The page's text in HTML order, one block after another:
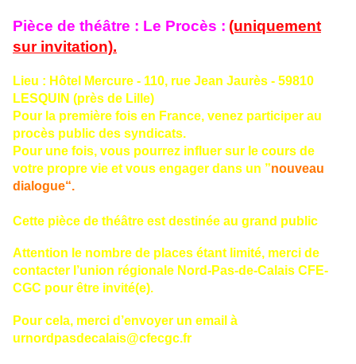
Pièce de théâtre : Le Procès : (uniquement
sur invitation).
Lieu : Hôtel Mercure - 110, rue Jean Jaurès - 59810
LESQUIN (près de Lille)
Pour la première fois en France, venez participer au
procès public des syndicats.
Pour une fois, vous pourrez influer sur le cours de
votre propre vie et vous engager dans un ”nouveau
dialogue“.
Cette pièce de théâtre est destinée au grand public
Attention le nombre de places étant limité, merci de
contacter l’union régionale Nord-Pas-de-Calais CFE-
CGC pour être invité(e).
Pour cela, merci d’envoyer un email à
urnordpasdecalais@cfecgc.fr